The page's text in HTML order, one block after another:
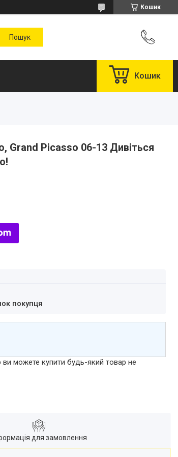
Кошик
Кошик
Grand Picasso 06-13 Дивіться
покупця
ви можете купити будь-який товар не
для замовлення